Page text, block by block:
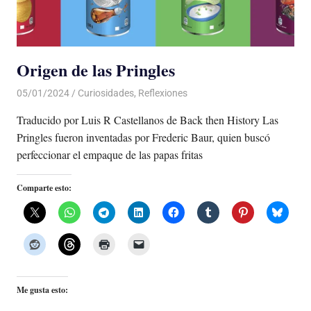
Origen de las Pringles
05/01/2024 De todo un Poco
Curiosidades, Reflexiones
Traducido por Luis R Castellanos de Back then History Las
Pringles fueron inventadas por Frederic Baur, quien buscó
perfeccionar el empaque de las papas fritas
Comparte esto:
Me gusta esto: